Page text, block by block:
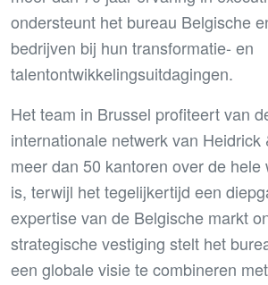
ondersteunt het bureau Belgische
bedrijven bij hun transformatie- en
talentontwikkelingsuitdagingen.
Het team in Brussel profiteert van
internationale netwerk van Heidrick
meer dan 50 kantoren over de hele
is, terwijl het tegelijkertijd een
expertise van de Belgische markt
strategische vestiging stelt het
een globale visie te combineren